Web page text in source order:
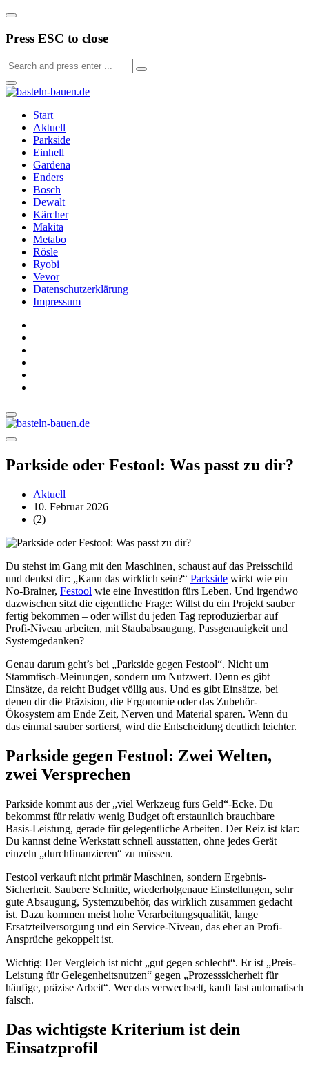
Press ESC to close
Start
Aktuell
Parkside
Einhell
Gardena
Enders
Bosch
Dewalt
Kärcher
Makita
Metabo
Rösle
Ryobi
Vevor
Datenschutzerklärung
Impressum
Parkside oder Festool: Was passt zu dir?
Aktuell
10. Februar 2026
(2)
Du stehst im Gang mit den Maschinen, schaust auf das Preisschild
und denkst dir: „Kann das wirklich sein?“ Parkside wirkt wie ein
No-Brainer, Festool wie eine Investition fürs Leben. Und irgendwo
dazwischen sitzt die eigentliche Frage: Willst du ein Projekt sauber
fertig bekommen – oder willst du jeden Tag reproduzierbar auf
Profi-Niveau arbeiten, mit Staubabsaugung, Passgenauigkeit und
Systemgedanken?
Genau darum geht’s bei „Parkside gegen Festool“. Nicht um
Stammtisch-Meinungen, sondern um Nutzwert. Denn es gibt
Einsätze, da reicht Budget völlig aus. Und es gibt Einsätze, bei
denen dir die Präzision, die Ergonomie oder das Zubehör-
Ökosystem am Ende Zeit, Nerven und Material sparen. Wenn du
das einmal sauber sortierst, wird die Entscheidung deutlich leichter.
Parkside gegen Festool: Zwei Welten,
zwei Versprechen
Parkside kommt aus der „viel Werkzeug fürs Geld“-Ecke. Du
bekommst für relativ wenig Budget oft erstaunlich brauchbare
Basis-Leistung, gerade für gelegentliche Arbeiten. Der Reiz ist klar:
Du kannst deine Werkstatt schnell ausstatten, ohne jedes Gerät
einzeln „durchfinanzieren“ zu müssen.
Festool verkauft nicht primär Maschinen, sondern Ergebnis-
Sicherheit. Saubere Schnitte, wiederholgenaue Einstellungen, sehr
gute Absaugung, Systemzubehör, das wirklich zusammen gedacht
ist. Dazu kommen meist hohe Verarbeitungsqualität, lange
Ersatzteilversorgung und ein Service-Niveau, das eher an Profi-
Ansprüche gekoppelt ist.
Wichtig: Der Vergleich ist nicht „gut gegen schlecht“. Er ist „Preis-
Leistung für Gelegenheitsnutzen“ gegen „Prozesssicherheit für
häufige, präzise Arbeit“. Wer das verwechselt, kauft fast automatisch
falsch.
Das wichtigste Kriterium ist dein
Einsatzprofil